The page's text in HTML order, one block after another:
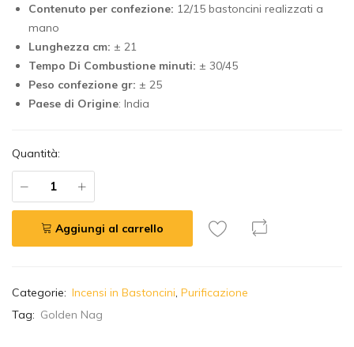
Contenuto per confezione: 12/15 bastoncini realizzati a
mano
Lunghezza cm: ± 21
Tempo Di Combustione minuti: ± 30/45
Peso confezione gr: ± 25
Paese di Origine: India
Quantità:
Aggiungi al carrello
l
t
Categorie: Incensi in Bastoncini, Purificazione
Tag: Golden Nag